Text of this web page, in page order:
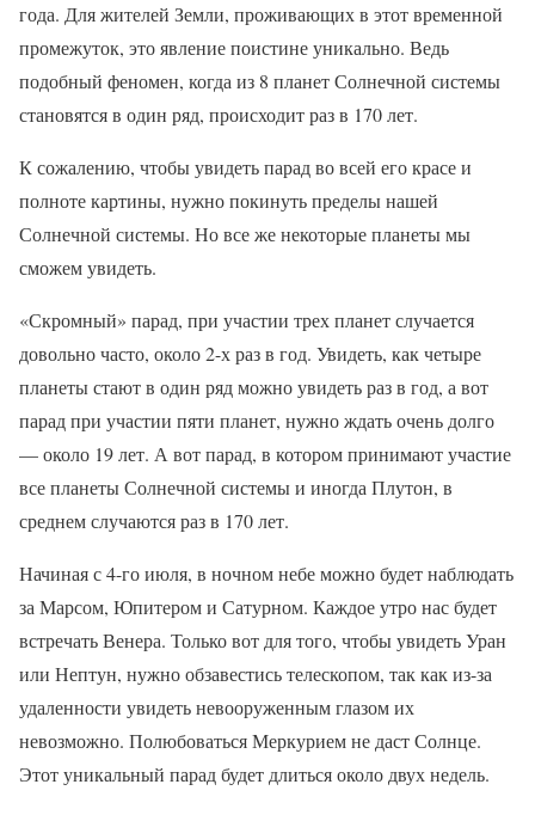
года. Для жителей Земли, проживающих в этот временной
промежуток, это явление поистине уникально. Ведь
подобный феномен, когда из 8 планет Солнечной системы
становятся в один ряд, происходит раз в 170 лет.
К сожалению, чтобы увидеть парад во всей его красе и
полноте картины, нужно покинуть пределы нашей
Солнечной системы. Но все же некоторые планеты мы
сможем увидеть.
«Скромный» парад, при участии трех планет случается
довольно часто, около 2-х раз в год. Увидеть, как четыре
планеты стают в один ряд можно увидеть раз в год, а вот
парад при участии пяти планет, нужно ждать очень долго
— около 19 лет. А вот парад, в котором принимают участие
все планеты Солнечной системы и иногда Плутон, в
среднем случаются раз в 170 лет.
Начиная с 4-го июля, в ночном небе можно будет наблюдать
за Марсом, Юпитером и Сатурном. Каждое утро нас будет
встречать Венера. Только вот для того, чтобы увидеть Уран
или Нептун, нужно обзавестись телескопом, так как из-за
удаленности увидеть невооруженным глазом их
невозможно. Полюбоваться Меркурием не даст Солнце.
Этот уникальный парад будет длиться около двух недель.